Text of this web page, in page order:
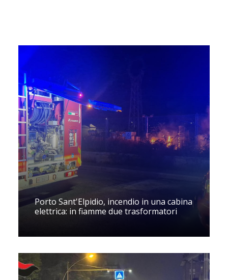
Porto Sant'Elpidio, incendio in una cabina
elettrica: in fiamme due trasformatori